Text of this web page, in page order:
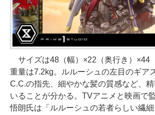
サイズは48（幅）×22（奥行き）×44
重量は7.2kg。ルルーシュの左目のギア
C.C.の指先、細やかな髪の質感など、
いることが分かる。TVアニメと映画で
悟朗氏は「ルルーシュの若者らしい繊